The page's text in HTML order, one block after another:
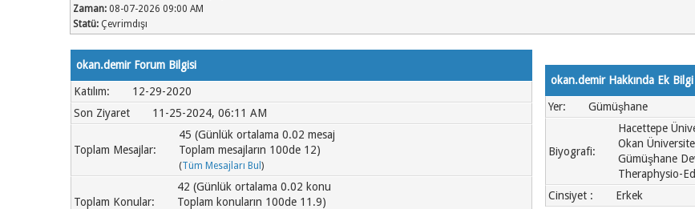
Zaman: 08-07-2026 09:00 AM
Statü: Çevrimdışı
okan.demir Forum Bilgisi
Katılım:
12-29-2020
Son Ziyaret
11-25-2024, 06:11 AM
Toplam Mesajlar:
45 (Günlük ortalama 0.02 mesaj
Toplam mesajların 100de 12)
(Tüm Mesajları Bul )
Toplam Konular:
42 (Günlük ortalama 0.02 konu
Toplam konuların 100de 11.9)
okan.demir Hakkında Ek Bilgi
Yer: Gümüşhane
Biyografi:
Hacettepe
Okan
Gümüşhane
Theraphysio-
Cinsiyet :
Erkek